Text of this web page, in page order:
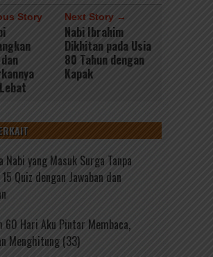
Story Next Story →
Nabi Ibrahim
Dikhitan pada Usia
80 Tahun dengan
Kapak
Nabi yang Masuk Surga Tanpa
Quiz dengan Jawaban dan
60 Hari Aku Pintar Membaca,
Menghitung (33)